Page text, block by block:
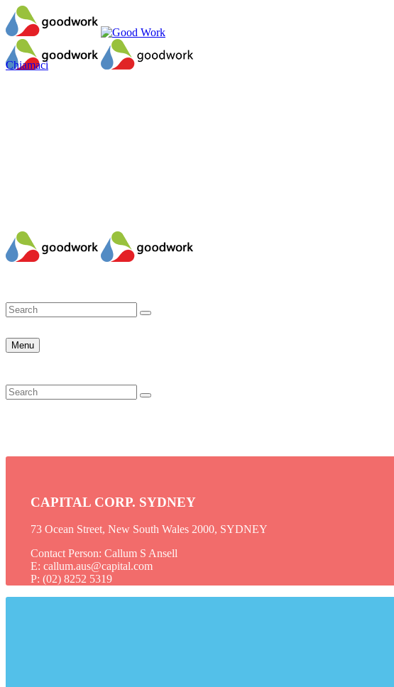
Chiamaci
Menu
CAPITAL CORP. SYDNEY
73 Ocean Street, New South Wales 2000, SYDNEY
Contact Person: Callum S Ansell
E: callum.aus@capital.com
P: (02) 8252 5319